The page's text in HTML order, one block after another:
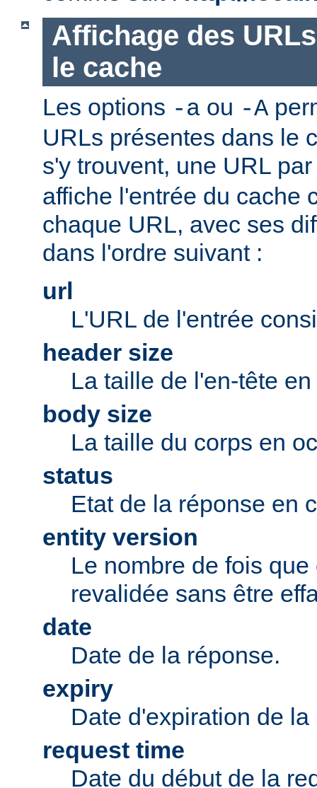
Affichage des
le cache
Les options -a ou -A
URLs présentes dans le
s'y trouvent, une URL
affiche l'entrée du cache
chaque URL, avec ses
dans l'ordre suivant :
url
L'URL de l'entrée
header size
La taille de l'en-tête
body size
La taille du corps en
status
Etat de la réponse en
entity version
Le nombre de fois
revalidée sans être
date
Date de la réponse.
expiry
Date d'expiration de la
request time
Date du début de la